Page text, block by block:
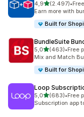
4,95 yıldız
(2.497)
toplam 2497 •
Earn more with
Built for
BundleSuite
5,05 yıldız
(463)
toplam 463•Free
Mix and Match
Built for
Loop
5,05 yıldız
(683)
toplam 683•Free
Subscription app